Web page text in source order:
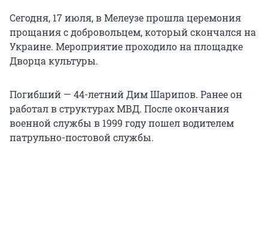
Сегодня, 17 июля, в Мелеузе прошла церемония
прощания с добровольцем, который скончался на
Украине. Мероприятие проходило на площадке
Дворца культуры.
Погибший — 44-летний Дим Шарипов. Ранее он
работал в структурах МВД. После окончания
военной службы в 1999 году пошел водителем
патрульно-постовой службы.